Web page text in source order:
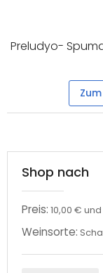
Preludyo-
Shop nach
Preis: 10,00 €
Weinsorte: